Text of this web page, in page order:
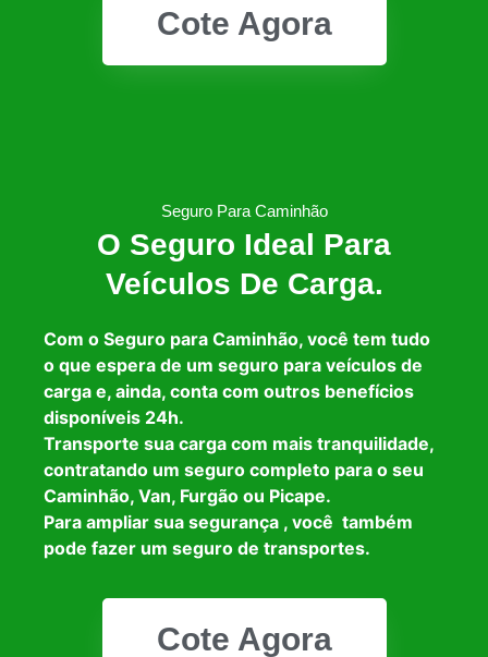
Cote Agora
Seguro Para Caminhão
O Seguro Ideal Para
Veículos De Carga.
Com o Seguro para Caminhão, você tem tudo
o que espera de um seguro para veículos de
carga e, ainda, conta com outros benefícios
disponíveis 24h.
Transporte sua carga com mais tranquilidade,
contratando um seguro completo para o seu
Caminhão, Van, Furgão ou Picape.
Para ampliar sua segurança , você também
pode fazer um seguro de transportes.
Cote Agora